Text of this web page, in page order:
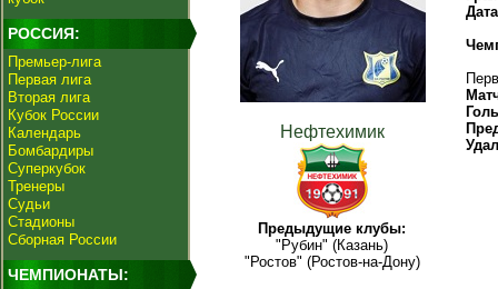
РОССИЯ:
Премьер-лига
Первая лига
Вторая лига
Кубок России
Календарь
Бомбардиры
Суперкубок
Тренеры
Судьи
Стадионы
Сборная России
ЧЕМПИОНАТЫ:
Нефтехимик
Предыдущие клубы:
"Рубин" (Казань)
"Ростов" (Ростов-на-Дону)